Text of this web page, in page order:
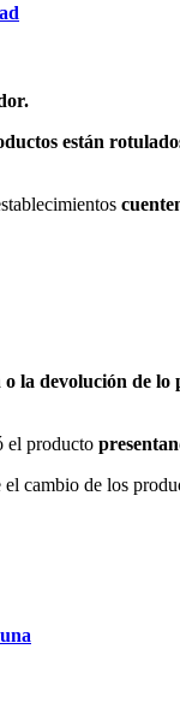
están
la devolución de lo
el producto
el cambio de los